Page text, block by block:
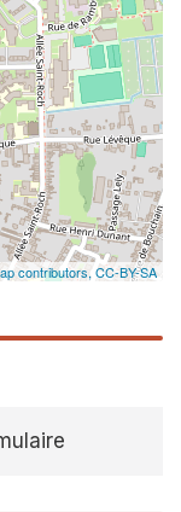
contributors,CC-BY-SA